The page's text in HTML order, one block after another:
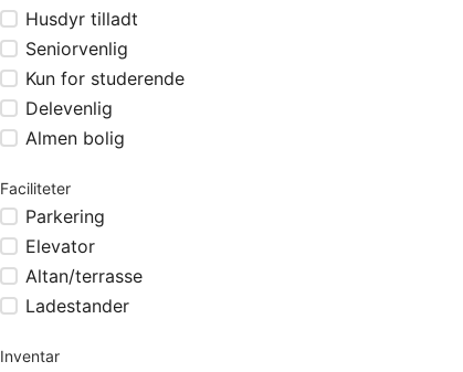
Husdyr tilladt
Seniorvenlig
Kun for studerende
Delevenlig
Almen bolig
Faciliteter
Parkering
Elevator
Altan/terrasse
Ladestander
Inventar